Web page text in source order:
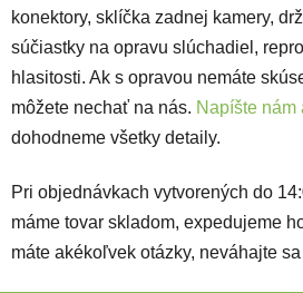
konektory, sklíčka zadnej kamery,
súčiastky na opravu slúchadiel,
hlasitosti. Ak s opravou nemáte
môžete nechať na nás. Napíšte
dohodneme všetky detaily.
Pri objednávkach vytvorených do
máme tovar skladom, expedujeme
máte akékoľvek otázky, neváhajte